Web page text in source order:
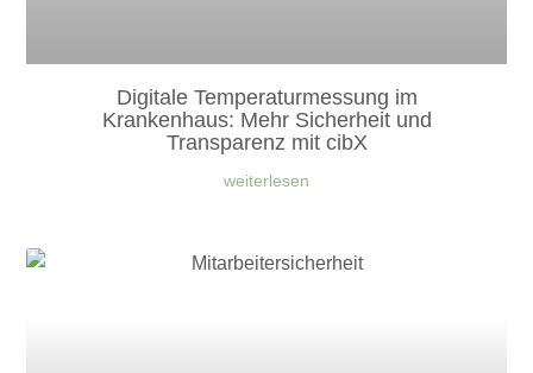
Digitale Temperaturmessung im
Krankenhaus: Mehr Sicherheit und
Transparenz mit cibX
weiterlesen